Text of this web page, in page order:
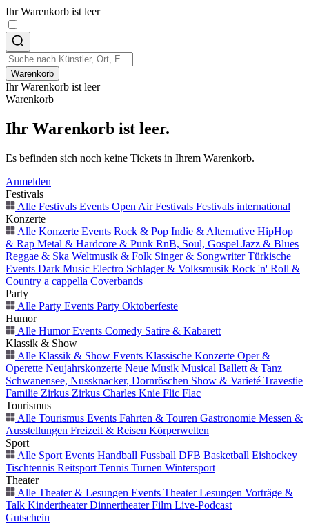
Ihr Warenkorb ist leer
Warenkorb
Ihr Warenkorb ist leer
Warenkorb
Ihr Warenkorb ist leer.
Es befinden sich noch keine Tickets in Ihrem Warenkorb.
Anmelden
Festivals
Alle Festivals Events Open AirFestivals Festivals international
Konzerte
Alle Konzerte Events Rock & Pop Indie & Alternative HipHop
& Rap Metal & Hardcore & Punk RnB, Soul, Gospel Jazz & Blues
Reggae & Ska Weltmusik & Folk Singer & SongwriterTürkische
Events Dark Music Electro Schlager & Volksmusik Rock 'n' Roll &
Country a cappella Coverbands
Party
Alle Party Events Party Oktoberfeste
Humor
Alle Humor Events Comedy Satire & Kabarett
Klassik & Show
Alle Klassik & Show Events Klassische Konzerte Oper &
Operette Neujahrskonzerte Neue Musik Musical Ballett & Tanz
Schwanensee, Nussknacker, Dornröschen Show & Varieté Travestie
Familie Zirkus Zirkus Charles Knie Flic Flac
Tourismus
Alle Tourismus Events Fahrten & Touren Gastronomie Messen &
Ausstellungen Freizeit & Reisen Körperwelten
Sport
Alle Sport Events Handball Fussball DFB Basketball Eishockey
Tischtennis Reitsport Tennis Turnen Wintersport
Theater
Alle Theater & Lesungen Events TheaterLesungen Vorträge &
Talk KindertheaterDinnertheaterFilm Live-Podcast
Gutschein